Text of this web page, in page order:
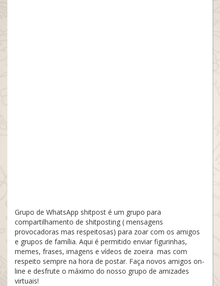
Grupo de WhatsApp shitpost é um grupo para
compartilhamento de shitposting ( mensagens
provocadoras mas respeitosas) para zoar com os amigos
e grupos de família. Aqui é permitido enviar figurinhas,
memes, frases, imagens e vídeos de zoeira mas com
respeito sempre na hora de postar. Faça novos amigos on-
line e desfrute o máximo do nosso grupo de amizades
virtuais!